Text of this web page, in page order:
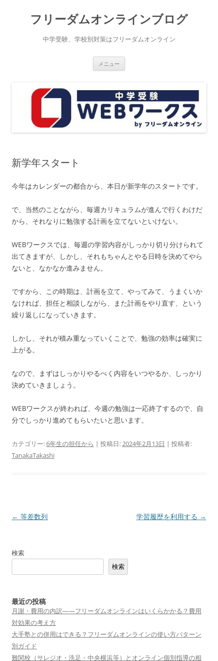
フリーダムオンラインブログ
中学受験、学校別対策はフリーダムオンライン
メニュー
新学年スタート
今年はカレンダーの都合から、本日が新学年のスタートです。
で、当然のことながら、毎週カリキュラムが進んで行くわけだ
から、それなりに勉強する計画を立てないといけない。
WEBワークスでは、毎週の学習内容がしっかり切り分けられて
出てきますが、しかし、それもちゃんとやる日時を決めてやら
ないと、なかなか進みません。
ですから、この時期は、計画を立て、やってみて、うまくいか
なければ、担任と相談しながら、また計画をやり直す、という
繰り返しになっていきます。
しかし、それが積み重なっていくことで、勉強の効率は確実に
上がる。
なので、まずはしっかりやるべく内容をいつやるか、しっかり
決めていきましょう。
WEBワークスが終われば、今週の勉強は一応終了するので、自
分でしっかり進めてもらいたいと思います。
カテゴリー:6年生の担任から | 投稿日:2024年2月13日 | 投稿者:
TanakaTakashi
投
ビ
シ
ョ
ン
← 等差数列 学習履歴を利用する →
検索
検索
最近の投稿
月謝・費用の内訳——フリーダムオンラインはいくらかかる？費用
対効果の考え方
大手塾との併用はできる？フリーダムオンラインの使い方パターン
別ガイド
難関校（サレジオ・洗足・中央横浜等）とオンライン個別指導の相